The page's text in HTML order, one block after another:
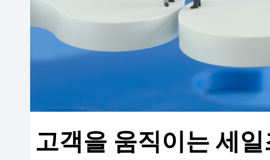
고객을 움직이는 세